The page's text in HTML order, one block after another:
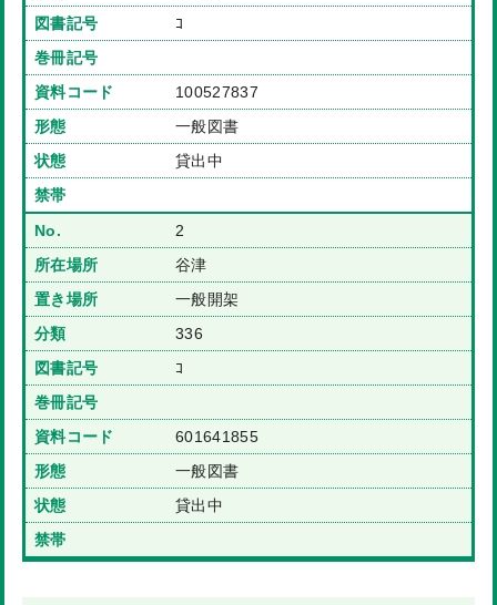
ｺ
100527837
一般図書
貸出中
2
谷津
一般開架
336
ｺ
601641855
一般図書
貸出中